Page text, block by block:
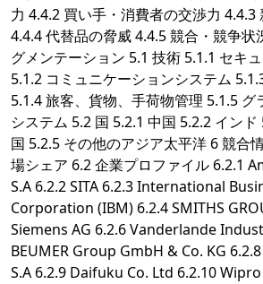
力 4.4.2 買い手・消費者の交渉力 4.4.3
4.4.4 代替品の脅威 4.4.5 競合・競争状
グメンテーション 5.1 技術 5.1.1 セキ
5.1.2 コミュニケーションシステム
5.1.4 旅客、貨物、手荷物管理 5.1.5
システム 5.2 国 5.2.1 中国 5.2.2 イン
国 5.2.5 その他のアジア太平洋 6 競合
場シェア 6.2 企業プロファイル 6.2.1
S.A 6.2.2 SITA 6.2.3 International
Corporation (IBM) 6.2.4 SMITHS
Siemens AG 6.2.6 Vanderlande
BEUMER Group GmbH & Co. KG
S.A 6.2.9 Daifuku Co. Ltd 6.2.10